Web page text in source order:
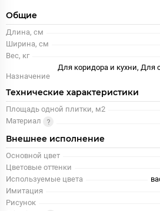
Общие
Длина, см
Ширина, см
Вес, кг
Назначение
Для коридора и кухни,
Технические характеристики
Площадь одной плитки, м2
Материал
Внешнее исполнение
Основной цвет
Цветовые оттенки
Используемые цвета
Имитация
Рисунок